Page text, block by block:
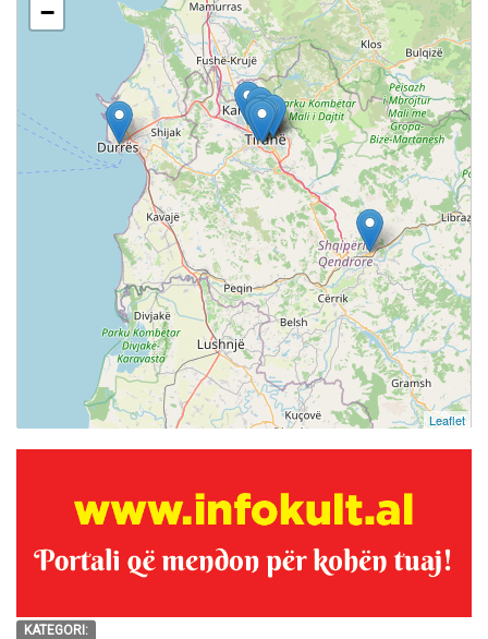
KATEGORI:
−
Leaflet